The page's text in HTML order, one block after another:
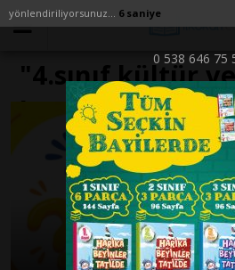
yönlendiriliyorsunuz... 6 saniye
0 538 646 75
"4.sınıf kültür
konusu" ile